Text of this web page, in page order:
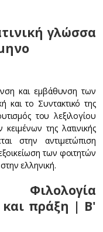
γλώσσα
και εμβάθυνση των
και το Συντακτικό της
του λεξιλογίου
της λατινικής
στην αντιμετώπιση
των φοιτητών
ελληνική.
και πράξη | Β'